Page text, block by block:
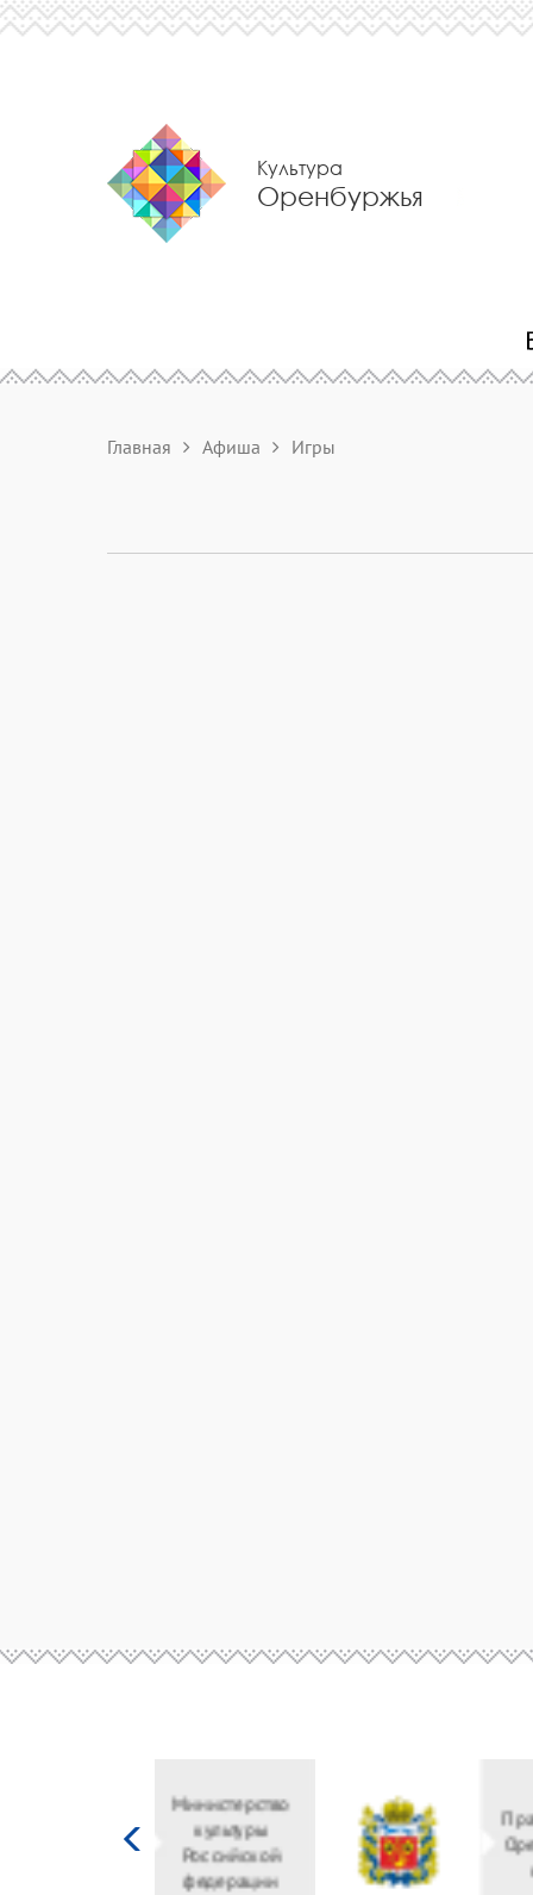
Культура
Оренбуржья
Главная Афиша Игры
Министерство
культуры
Российской
федерации